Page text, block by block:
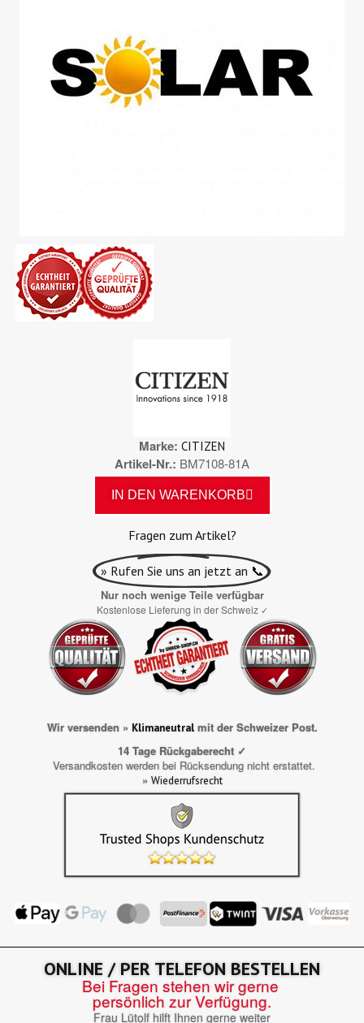
Marke CITIZEN
Artikel-Nr. BM7108-81A
IN DEN WARENKORB
Fragen zum Artikel?
» Rufen Sie uns an jetzt an 📞
Nur noch wenige Teile verfügbar
Kostenlose Lieferung in der Schweiz ✓
Wir versenden » Klimaneutralmit der Schweizer Post.
14 Tage Rückgaberecht ✓
Versandkosten werden bei Rücksendung nicht erstattet.
» Wiederrufsrecht
ONLINE / PER TELEFON BESTELLEN
Bei Fragen stehen wir gerne
persönlich zur Verfügung.
Frau Lütolf hilft Ihnen gerne weiter